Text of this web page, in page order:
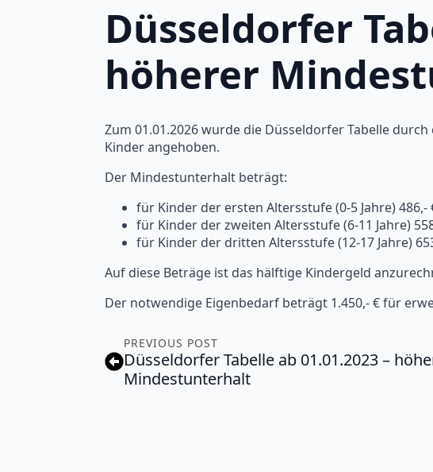
Düsseldorfer
höherer
Zum 01.01.2026 wurde die Düsseldorfer Tabelle
Kinder angehoben.
Der Mindestunterhalt beträgt:
für Kinder der ersten Altersstufe (0-5 Jahre) 486,-
für Kinder der zweiten Altersstufe (6-11 Jahre)
für Kinder der dritten Altersstufe (12-17 Jahre)
Auf diese Beträge ist das hälftige Kindergeld
Der notwendige Eigenbedarf beträgt 1.450,- € für
PREVIOUS POST
Düsseldorfer Tabelle ab 01.01.2023 –
Mindestunterhalt